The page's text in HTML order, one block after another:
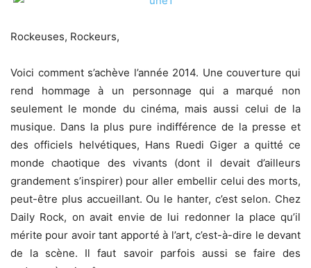
Rockeuses, Rockeurs,
Voici comment s’achève l’année 2014. Une couverture qui
rend hommage à un personnage qui a marqué non
seulement le monde du cinéma, mais aussi celui de la
musique. Dans la plus pure indifférence de la presse et
des officiels helvétiques, Hans Ruedi Giger a quitté ce
monde chaotique des vivants (dont il devait d’ailleurs
grandement s’inspirer) pour aller embellir celui des morts,
peut-être plus accueillant. Ou le hanter, c’est selon. Chez
Daily Rock, on avait envie de lui redonner la place qu’il
mérite pour avoir tant apporté à l’art, c’est-à-dire le devant
de la scène. Il faut savoir parfois aussi se faire des